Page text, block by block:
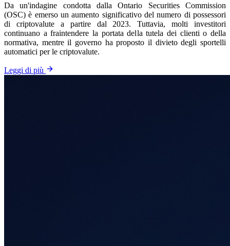
Da un'indagine condotta dalla Ontario Securities Commission
(OSC) è emerso un aumento significativo del numero di possessori
di criptovalute a partire dal 2023. Tuttavia, molti investitori
continuano a fraintendere la portata della tutela dei clienti o della
normativa, mentre il governo ha proposto il divieto degli sportelli
automatici per le criptovalute.
Leggi di più